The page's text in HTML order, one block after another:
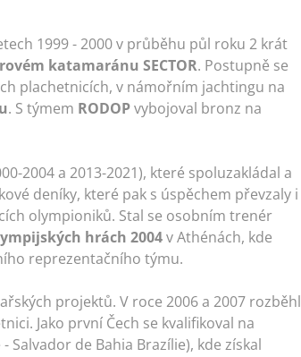
1999 - 2000 v průběhu půl roku 2 krát
katamaránu SECTOR. Postupně se
plachetnicích, v námořním jachtingu na
. S týmem RODOPvybojoval bronz na
2004 a 2013-2021), které spoluzakládal a
deníky, které pak s úspěchem převzaly i
olympioniků. Stal se osobním trenér
hrách 2004v Athénách, kde
reprezentačního týmu.
projektů. V roce 2006 a 2007 rozběhl
Jako první Čech se kvalifikoval na
Salvador de Bahia Brazílie), kde získal